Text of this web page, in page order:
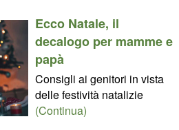
Ecco Natale, il
decalogo per mamme e
papà
Consigli ai genitori in vista
delle festività natalizie
(Continua)